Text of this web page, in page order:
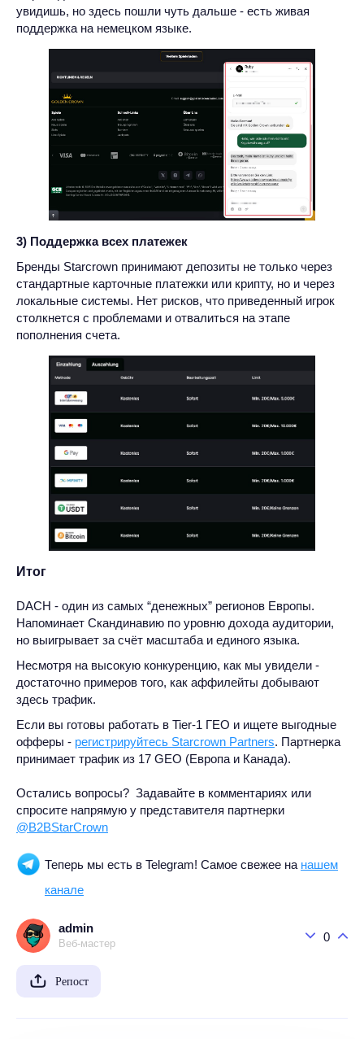
увидишь, но здесь пошли чуть дальше - есть живая
поддержка на немецком языке.
3) Поддержка всех платежек
Бренды Starcrown принимают депозиты не только через
стандартные карточные платежки или крипту, но и через
локальные системы. Нет рисков, что приведенный игрок
столкнется с проблемами и отвалиться на этапе
пополнения счета.
Итог
DACH - один из самых “денежных” регионов Европы.
Напоминает Скандинавию по уровню дохода аудитории,
но выигрывает за счёт масштаба и единого языка.
Несмотря на высокую конкуренцию, как мы увидели -
достаточно примеров того, как аффилейты добывают
здесь трафик.
Если вы готовы работать в Tier-1 ГЕО и ищете выгодные
офферы - регистрируйтесь Starcrown Partners. Партнерка
принимает трафик из 17 GEO (Европа и Канада).
Остались вопросы? Задавайте в комментариях или
спросите напрямую у представителя партнерки
@B2BStarCrown
Теперь мы есть в Telegram! Самое свежее на нашем
канале
0
Репост
admin
Веб-мастер